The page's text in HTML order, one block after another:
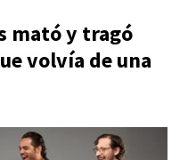
mató y tragó
volvía de una